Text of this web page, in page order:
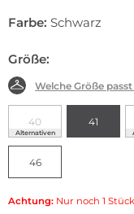
Farbe: Schwarz
Größe:
Welche Größe
40
Alternativen
41
46
Achtung: Nur noch 1